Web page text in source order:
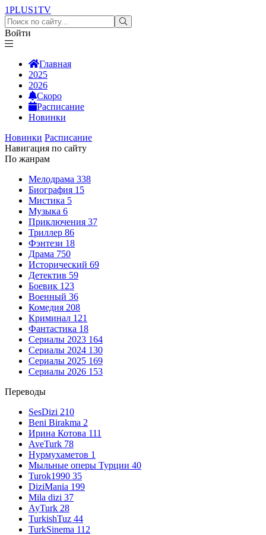
1PLUS1TV
Войти
Главная
2025
2026
Скоро
Расписание
Новинки
Новинки Расписание
Навигация по сайту
По жанрам
Мелодрама 338
Биография 15
Мистика 5
Музыка 6
Приключения 37
Триллер 86
Фэнтези 18
Драма 750
Исторический 69
Детектив 59
Боевик 123
Военный 36
Комедия 208
Криминал 121
Фантастика 18
Сериалы 2023 164
Сериалы 2024 130
Сериалы 2025 169
Сериалы 2026 153
Переводы
SesDizi 210
Beni Birakma 2
Ирина Котова 111
AveTurk 78
Нурмухаметов 1
Мыльные оперы Турции 40
Turok1990 35
DiziMania 199
Mila dizi 37
AyTurk 28
TurkishTuz 44
TurkSinema 112